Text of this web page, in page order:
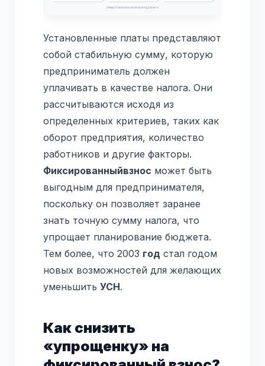
Установленные платы представляют
собой стабильную сумму, которую
предприниматель должен
уплачивать в качестве налога. Они
рассчитываются исходя из
определенных критериев, таких как
оборот предприятия, количество
работников и другие факторы.
Фиксированныйвзнос может быть
выгодным для предпринимателя,
поскольку он позволяет заранее
знать точную сумму налога, что
упрощает планирование бюджета.
Тем более, что 2003 год стал годом
новых возможностей для желающих
уменьшить УСН.
Как снизить
«упрощенку» на